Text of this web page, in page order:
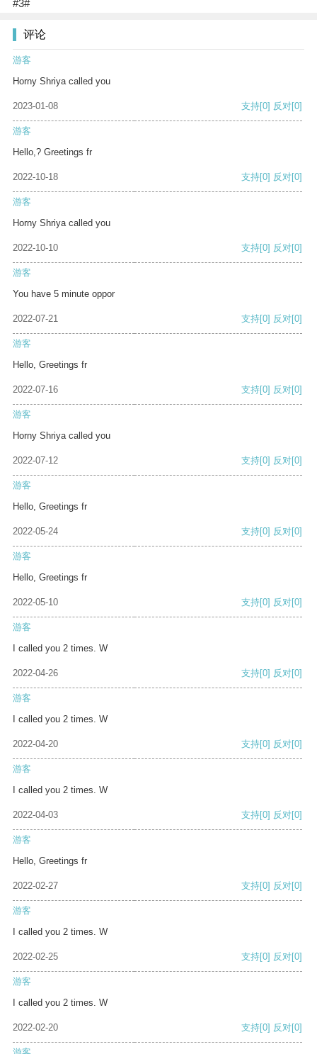
#3#
评论
游客
Horny Shriya called you
2023-01-08 支持[0] 反对[0]
游客
Hello,? Greetings fr
2022-10-18 支持[0] 反对[0]
游客
Horny Shriya called you
2022-10-10 支持[0] 反对[0]
游客
You have 5 minute oppor
2022-07-21 支持[0] 反对[0]
游客
Hello, Greetings fr
2022-07-16 支持[0] 反对[0]
游客
Horny Shriya called you
2022-07-12 支持[0] 反对[0]
游客
Hello, Greetings fr
2022-05-24 支持[0] 反对[0]
游客
Hello, Greetings fr
2022-05-10 支持[0] 反对[0]
游客
I called you 2 times. W
2022-04-26 支持[0] 反对[0]
游客
I called you 2 times. W
2022-04-20 支持[0] 反对[0]
游客
I called you 2 times. W
2022-04-03 支持[0] 反对[0]
游客
Hello, Greetings fr
2022-02-27 支持[0] 反对[0]
游客
I called you 2 times. W
2022-02-25 支持[0] 反对[0]
游客
I called you 2 times. W
2022-02-20 支持[0] 反对[0]